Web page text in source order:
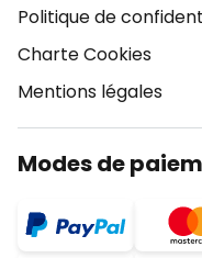
Politique de
Charte Cookies
Mentions légales
Modes de